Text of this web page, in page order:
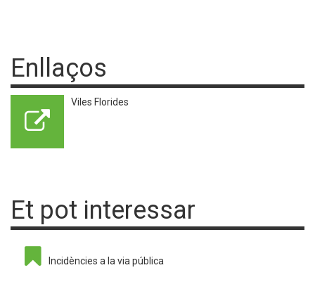
Enllaços
Viles Florides
Et pot interessar
Incidències a la via pública